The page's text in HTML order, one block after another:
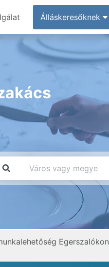
Álláskeresőknek
Egerszalókon